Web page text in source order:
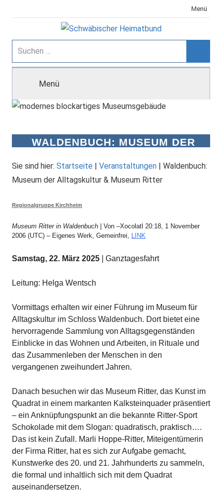
Inhalt
Menü
Schwäbischer
Heimatbund
Suchen
nach:
Menü
WALDENBUCH: MUSEUM DER
RITTER
Sie sind hier: Startseite | Veranstaltungen | Waldenbuch:
Museum der Alltagskultur & Museum Ritter
Regionalgruppe Kirchheim
Museum Ritter in Waldenbuch | Von –Xocolatl 20:18, 1 November
2006 (UTC) – Eigenes Werk, Gemeinfrei, LINK
Samstag, 22. März 2025 | Ganztagesfahrt
Leitung: Helga Wentsch
Vormittags erhalten wir einer Führung im Museum für
Alltagskultur im Schloss Waldenbuch. Dort bietet eine
hervorragende Sammlung von Alltagsgegenständen
Einblicke in das Wohnen und Arbeiten, in Rituale und
das Zusammenleben der Menschen in den
vergangenen zweihundert Jahren.
Danach besuchen wir das Museum Ritter, das Kunst im
Quadrat in einem markanten Kalksteinquader präsentiert
– ein Anknüpfungspunkt an die bekannte Ritter-Sport
Schokolade mit dem Slogan: quadratisch, praktisch….
Das ist kein Zufall. Marli Hoppe-Ritter, Miteigentümerin
der Firma Ritter, hat es sich zur Aufgabe gemacht,
Kunstwerke des 20. und 21. Jahrhunderts zu sammeln,
die formal und inhaltlich sich mit dem Quadrat
auseinandersetzen.